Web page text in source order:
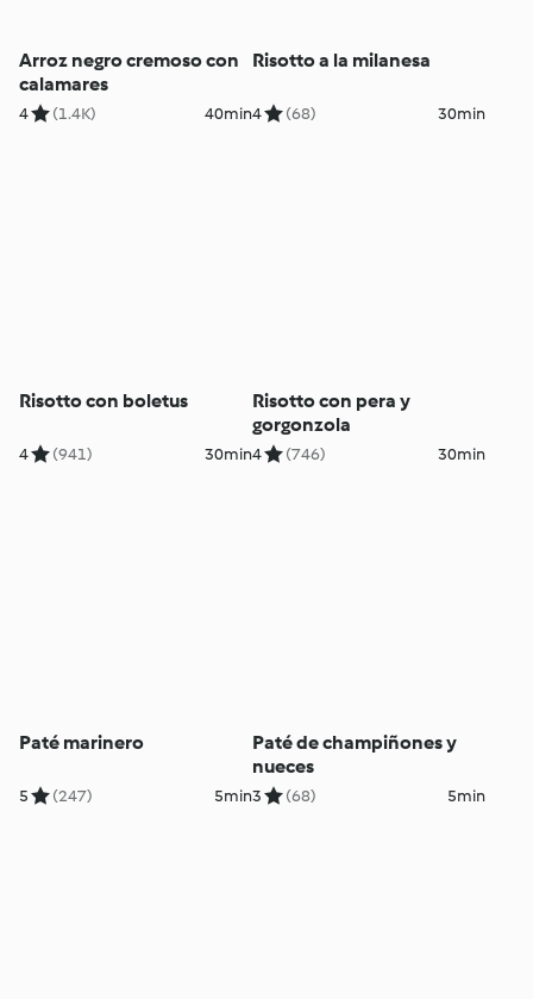
Arroz negro cremoso con
calamares
4 (1.4K) 40min
Risotto a la milanesa
4 (68) 30min
Risotto con boletus
4 (941) 30min
Risotto con pera y
gorgonzola
4 (746) 30min
Paté marinero
5 (247) 5min
Paté de champiñones y
nueces
3 (68) 5min